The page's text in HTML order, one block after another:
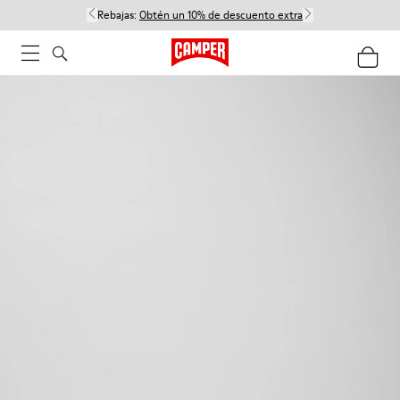
Rebajas: Obtén un 10% de descuento extra